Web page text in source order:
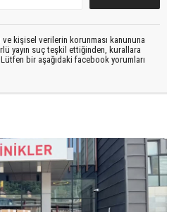
ve kişisel verilerin korunması kanununa
yayın suç teşkil ettiğinden, kurallara
Lütfen bir aşağıdaki facebook yorumları